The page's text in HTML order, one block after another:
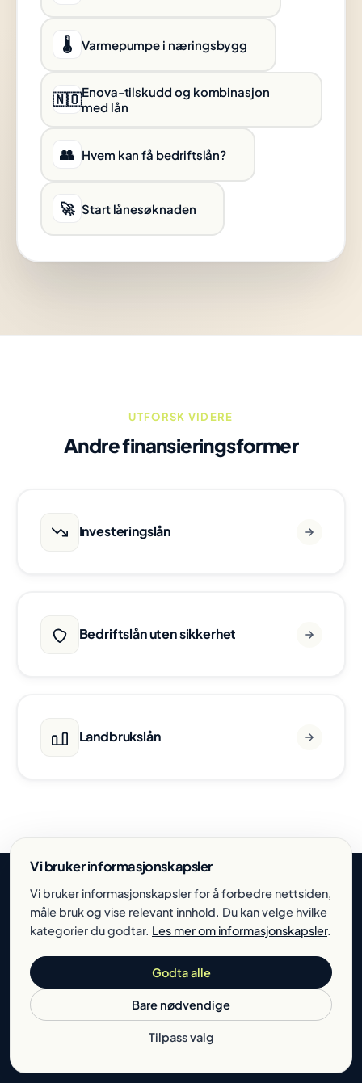
🌡️ Varmepumpe i næringsbygg
🇳🇴Enova-tilskudd og kombinasjon
med lån
👥 Hvem kan få bedriftslån?
🚀 Start lånesøknaden
UTFORSK VIDERE
Andre finansieringsformer
Investeringslån
Bedriftslån uten sikkerhet
Landbrukslån
BEDRIFTSKAPITAL
Vi hjelper norske bedrifter med å finne riktig finansiering.
Hos oss kan du søke om bedriftslån enkelt og
uforpliktende. Vi samarbeider med utvalgte
finansieringspartnere for å finne en løsning som passer
Vi bruker informasjonskapsler
Vi bruker informasjonskapsler for å forbedre nettsiden,
måle bruk og vise relevant innhold. Du kan velge hvilke
kategorier du godtar. Les mer om informasjonskapsler.
Godta alle
Bare nødvendige
Tilpass valg